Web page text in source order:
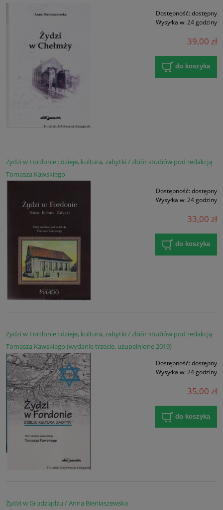
Dostępność: dostępny
Wysyłka w: 24 godziny
39,00 zł
do koszyka
Żydzi w Fordonie : dzieje, kultura, zabytki / zbiór studiów pod redakcją
Tomasza Kawskiego
Dostępność: dostępny
Wysyłka w: 24 godziny
33,00 zł
do koszyka
Żydzi w Fordonie : dzieje, kultura, zabytki / zbiór studiów pod redakcją
Tomasza Kawskiego (wydanie trzecie, uzupełnione 2019)
Dostępność: dostępny
Wysyłka w: 24 godziny
35,00 zł
do koszyka
Żydzi w Grudziądzu / Anna Bieniaszewska